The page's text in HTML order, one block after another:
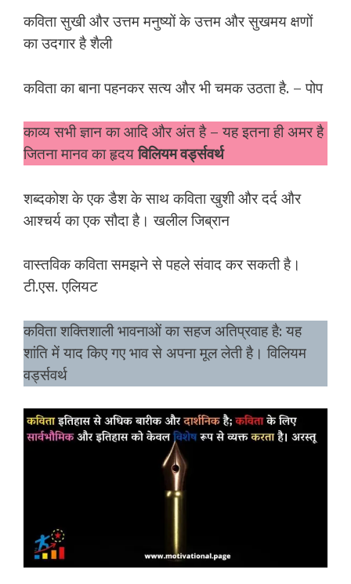
कविता सुखी और उत्तम मनुष्यों के उत्तम और सुखमय क्षणों
का उदगार है शैली
कविता का बाना पहनकर सत्य और भी चमक उठता है. – पोप
काव्य सभी ज्ञान का आदि और अंत है – यह इतना ही अमर है
जितना मानव का हृदयविलियम वर्ड्सवर्थ
शब्दकोश के एक डैश के साथ कविता खुशी और दर्द और
आश्चर्य का एक सौदा है। खलील जिब्रान
वास्तविक कविता समझने से पहले संवाद कर सकती है।
टी.एस. एलियट
कविता शक्तिशाली भावनाओं का सहज अतिप्रवाह है: यह
शांति में याद किए गए भाव से अपना मूल लेती है। विलियम
वर्ड्सवर्थ